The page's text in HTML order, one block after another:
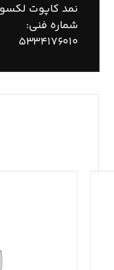
نمد کاپوت
شماره فنی:
۵۳۳۴۱۷۶۰۱۰